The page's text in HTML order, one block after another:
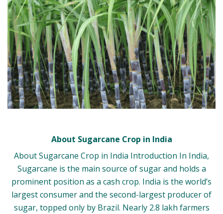
About Sugarcane Crop in India
About Sugarcane Crop in India Introduction In India,
Sugarcane is the main source of sugar and holds a
prominent position as a cash crop. India is the world’s
largest consumer and the second-largest producer of
sugar, topped only by Brazil. Nearly 2.8 lakh farmers